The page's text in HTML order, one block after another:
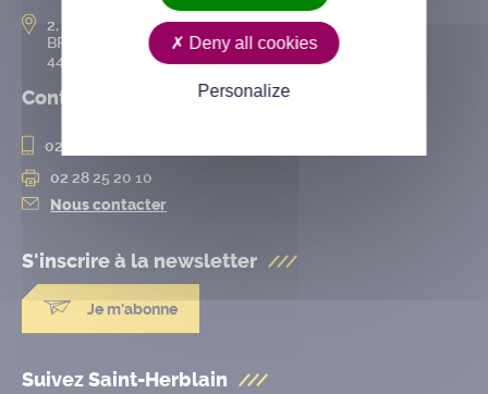
2, rue de l’Hôtel-de-Ville
BP 50167
44802 Saint-Herblain cedex
Contact
02 28 25 20 00
02 28 25 20 10
Nous contacter
S'inscrire à la newsletter
Je m'abonne
Suivez Saint-Herblain
Deny all cookies
Personalize